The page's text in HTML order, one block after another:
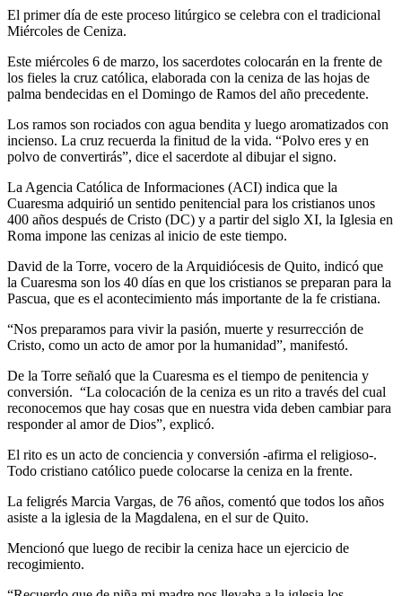
El primer día de este proceso litúrgico se celebra con el tradicional
Miércoles de Ceniza.
Este miércoles 6 de marzo, los sacerdotes colocarán en la frente de
los fieles la cruz católica, elaborada con la ceniza de las hojas de
palma bendecidas en el Domingo de Ramos del año precedente.
Los ramos son rociados con agua bendita y luego aromatizados con
incienso. La cruz recuerda la finitud de la vida. “Polvo eres y en
polvo de convertirás”, dice el sacerdote al dibujar el signo.
La Agencia Católica de Informaciones (ACI) indica que la
Cuaresma adquirió un sentido penitencial para los cristianos unos
400 años después de Cristo (DC) y a partir del siglo XI, la Iglesia en
Roma impone las cenizas al inicio de este tiempo.
David de la Torre, vocero de la Arquidiócesis de Quito, indicó que
la Cuaresma son los 40 días en que los cristianos se preparan para la
Pascua, que es el acontecimiento más importante de la fe cristiana.
“Nos preparamos para vivir la pasión, muerte y resurrección de
Cristo, como un acto de amor por la humanidad”, manifestó.
De la Torre señaló que la Cuaresma es el tiempo de penitencia y
conversión. “La colocación de la ceniza es un rito a través del cual
reconocemos que hay cosas que en nuestra vida deben cambiar para
responder al amor de Dios”, explicó.
El rito es un acto de conciencia y conversión -afirma el religioso-.
Todo cristiano católico puede colocarse la ceniza en la frente.
La feligrés Marcia Vargas, de 76 años, comentó que todos los años
asiste a la iglesia de la Magdalena, en el sur de Quito.
Mencionó que luego de recibir la ceniza hace un ejercicio de
recogimiento.